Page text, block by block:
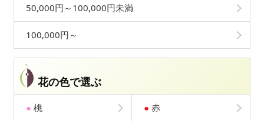
50,000円～100,000円未満
100,000円～
花の色で選ぶ
● 桃 ● 赤